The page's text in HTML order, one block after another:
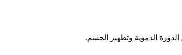
الدموية وتطهير الجسم.